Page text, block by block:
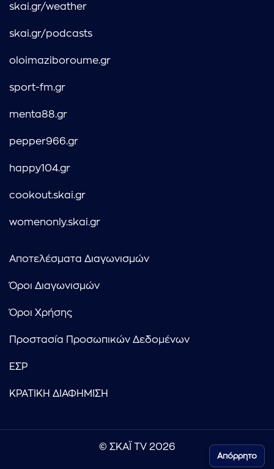
skai.gr/weather
skai.gr/podcasts
oloimaziboroume.gr
sport-fm.gr
menta88.gr
pepper966.gr
happy104.gr
cookout.skai.gr
womenonly.skai.gr
Αποτελέσματα Διαγωνισμών
Όροι Διαγωνισμών
Όροι Χρήσης
Προστασία Προσωπικών Δεδομένων
ΕΣΡ
ΚΡΑΤΙΚΗ ΔΙΑΦΗΜΙΣΗ
© ΣΚΑΪ TV 2026
Απόρρητο